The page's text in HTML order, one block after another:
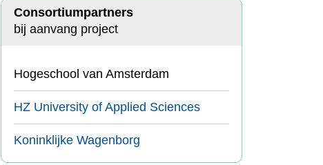
Consortiumpartners
bij aanvang project
Hogeschool van Amsterdam
HZ University of Applied Sciences
Koninklijke Wagenborg